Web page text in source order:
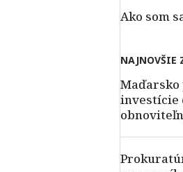
Ako som
NAJNOVŠIE
investície